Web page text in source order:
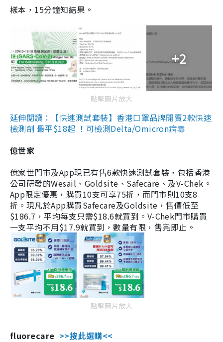
樣本，15分鐘知結果。
+2
點擊圖片放大
延伸閱讀：【快速測試套裝】香港口罩品牌開賣2款快速
檢測劑 最平$18起 ！可檢測Delta/Omicron病毒
億世家
億家世門市及App現已有售6款快速測試套裝，包括香港
公司研發的Wesail、Goldsite、Safecare、及V-Chek。
App限定優惠，購買10支可享75折，而門市則10支8
折。現凡於App購買Safecare及Goldsite，售價低至
$186.7，平均每支只需$18.6就買到。V-Chek門市購買
一支平均不用$17.9就買到，數量有限，售完即止。
點擊圖片放大
fluorecare >>按此選購<<